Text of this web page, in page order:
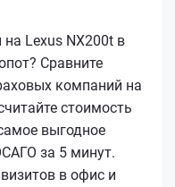
Lexus NX200t в
Сравните
компаний на
стоимость
выгодное
за 5 минут.
в офис и